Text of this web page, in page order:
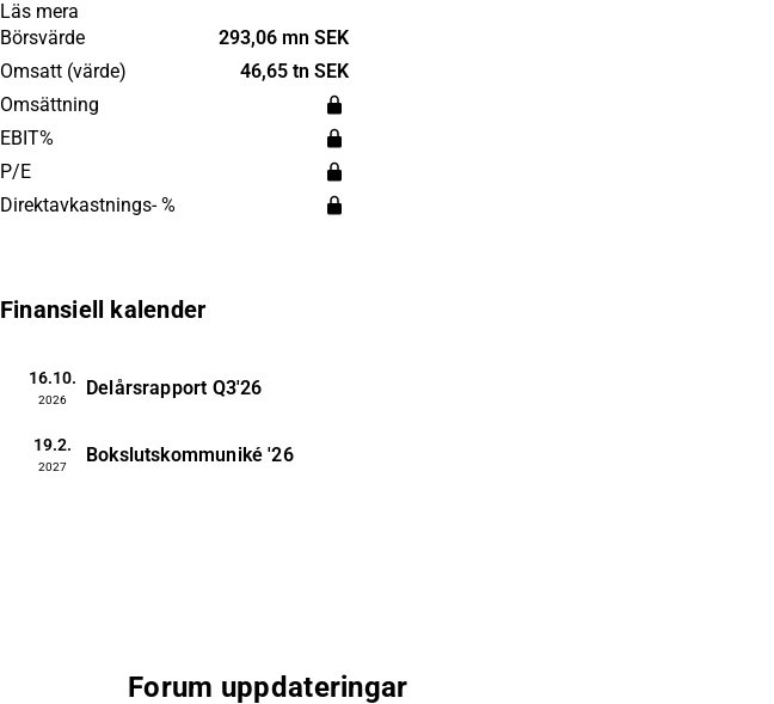
produkter gör det möjligt för kunder att
utöka bandbredd och kapacitet för sin
trådlösa infrastruktur med RF-prestanda
och dataflöde. Tjänsterna används för
att säkerställa täckning i tunnlar, på tåg,
tunnelbanor, arenor och i byggnader.
Maven Wireless är verksamt över hela
världen och har sitt huvudkontor i Kista.
Läs mera
Börsvärde
293,06 mn SEK
Omsatt (värde)
46,65 tn SEK
Omsättning
EBIT%
P/E
Direktavkastnings- %
Finansiell kalender
16.10.
2026
Delårsrapport Q3'26
19.2.
2027
Bokslutskommuniké '26
Forum uppdateringar